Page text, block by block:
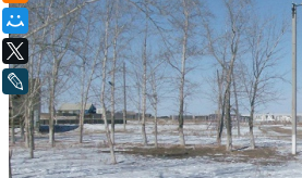
Мой Мир
X
LiveJournal